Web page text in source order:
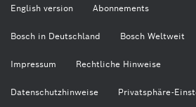
English version Abonnements
Bosch in Deutschland Bosch Weltweit
Impressum Rechtliche Hinweise
Datenschutzhinweise Privatsphäre-